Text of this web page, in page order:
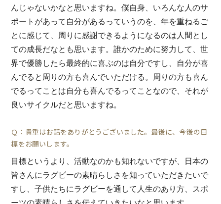
んじゃないかなと思いますね。僕自身、いろんな人のサ
ポートがあって自分があるっていうのを、年を重ねるご
とに感じて、周りに感謝できるようになるのは人間とし
ての成長だなとも思います。誰かのために努力して、世
界で優勝したら最終的に喜ぶのは自分ですし、自分が喜
んでると周りの方も喜んでいただける。周りの方も喜ん
でるってことは自分も喜んでるってことなので、それが
良いサイクルだと思いますね。
Ｑ：貴重はお話をありがとうございました。最後に、今後の目
標をお願いします。
目標というより、活動なのかも知れないですが、日本の
皆さんにラグビーの素晴らしさを知っていただきたいで
すし、子供たちにラグビーを通して人生のあり方、スポ